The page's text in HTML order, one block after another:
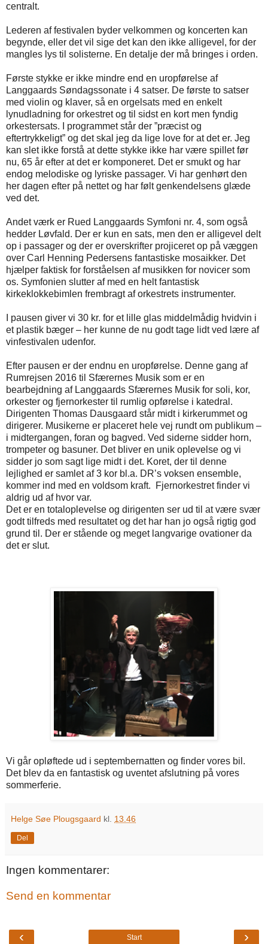
centralt.
Lederen af festivalen byder velkommen og koncerten kan
begynde, eller det vil sige det kan den ikke alligevel, for der
mangles lys til solisterne. En detalje der må bringes i orden.
Første stykke er ikke mindre end en uropførelse af
Langgaards Søndagssonate i 4 satser. De første to satser
med violin og klaver, så en orgelsats med en enkelt
lynudladning for orkestret og til sidst en kort men fyndig
orkestersats. I programmet står der ”præcist og
eftertrykkeligt” og det skal jeg da lige love for at det er. Jeg
kan slet ikke forstå at dette stykke ikke har være spillet før
nu, 65 år efter at det er komponeret. Det er smukt og har
endog melodiske og lyriske passager. Vi har genhørt den
her dagen efter på nettet og har følt genkendelsens glæde
ved det.
Andet værk er Rued Langgaards Symfoni nr. 4, som også
hedder Løvfald. Der er kun en sats, men den er alligevel delt
op i passager og der er overskrifter projiceret op på væggen
over Carl Henning Pedersens fantastiske mosaikker. Det
hjælper faktisk for forståelsen af musikken for novicer som
os. Symfonien slutter af med en helt fantastisk
kirkeklokkebimlen frembragt af orkestrets instrumenter.
I pausen giver vi 30 kr. for et lille glas middelmådig hvidvin i
et plastik bæger – her kunne de nu godt tage lidt ved lære af
vinfestivalen udenfor.
Efter pausen er der endnu en uropførelse. Denne gang af
Rumrejsen 2016 til Sfærernes Musik som er en
bearbejdning af Langgaards Sfærernes Musik for soli, kor,
orkester og fjernorkester til rumlig opførelse i katedral.
Dirigenten Thomas Dausgaard står midt i kirkerummet og
dirigerer. Musikerne er placeret hele vej rundt om publikum –
i midtergangen, foran og bagved. Ved siderne sidder horn,
trompeter og basuner. Det bliver en unik oplevelse og vi
sidder jo som sagt lige midt i det. Koret, der til denne
lejlighed er samlet af 3 kor bl.a. DR’s voksen ensemble,
kommer ind med en voldsom kraft.
Fjernorkestret finder vi
aldrig ud af hvor var.
Det er en totaloplevelse og dirigenten ser ud til at være svær
godt tilfreds med resultatet og det har han jo også rigtig god
grund til. Der er stående og meget langvarige ovationer da
det er slut.
Vi går opløftede ud i septembernatten og finder vores bil.
Det blev da en fantastisk og uventet afslutning på vores
sommerferie.
Helge Søe Plougsgaard kl. 13.46
Del
Ingen kommentarer:
Send en kommentar
‹ ›
Start